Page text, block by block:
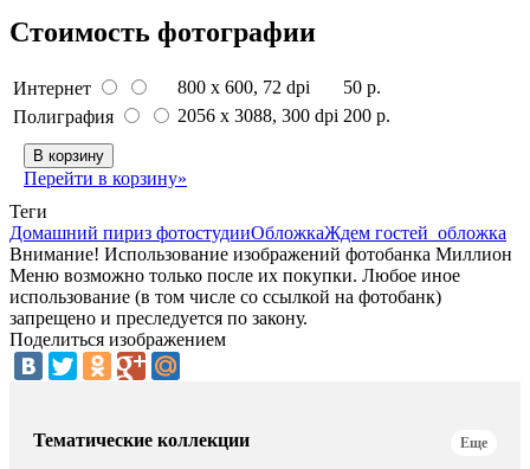
Стоимость фотографии
Интернет 800 x 600, 72 dpi
50 р.
Полиграфия
2056 x 3088, 300 dpi 200 р.
В корзину
Перейти в корзину»
Теги
Домашний пириз фотостудииОбложкаЖдем гостей_обложка
Внимание! Использование изображений фотобанка Миллион
Меню возможно только после их покупки. Любое иное
использование (в том числе со ссылкой на фотобанк)
запрещено и преследуется по закону.
Поделиться изображением
Тематические коллекции Еще